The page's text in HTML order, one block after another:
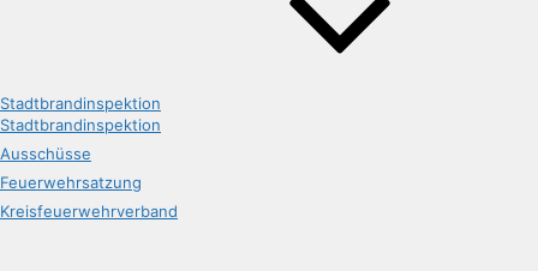
Stadtbrandinspektion
Stadtbrandinspektion
Ausschüsse
Feuerwehrsatzung
Kreisfeuerwehrverband